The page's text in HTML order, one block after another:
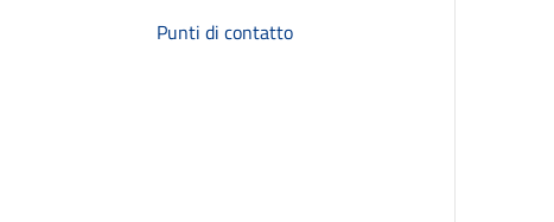
Punti di contatto